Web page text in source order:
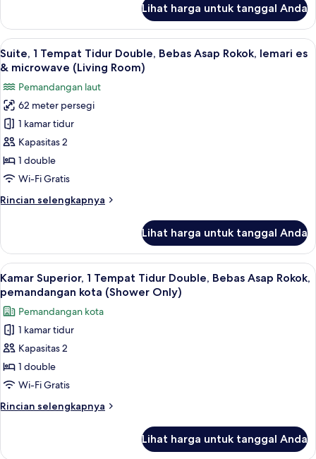
Superior
Room,
Shower
Only,
City
View
1
Double
Bed,
Smoking
Superior
Room,
Shower
Only,
City
Lihat harga untuk tanggal Anda
Lihat
semua
untuk
Suite,
Tempat
Tidur
Double,
Asap
es
&
microwave
(Living
Room)
Suite, 1 Tempat Tidur Double,
24
Suite, 1 Tempat Tidur Double, Bebas Asap Rokok, lemari es
& microwave (Living Room)
Pemandangan laut
62 meter persegi
1 kamar tidur
Kapasitas 2
1 double
Wi-Fi Gratis
Rincian selengkapnya
Rincian
Suite,
Tempat
Tidur
Double,
Bebas
Asap
Rokok,
lemari
es
microwave
(Living
Room)
Lihat harga untuk tanggal Anda
Lihat
semua
foto
untuk
Kamar
Superior,
1
Tempat
Tidur
Double,
Asap
Seprai katun Mesir, seprai premium,
15
Kamar Superior, 1 Tempat Tidur Double, Bebas Asap Rokok,
pemandangan kota (Shower Only)
Pemandangan kota
1 kamar tidur
Kapasitas 2
1 double
Wi-Fi Gratis
Rincian selengkapnya
Rincian
Kamar
Lihat harga untuk tanggal Anda